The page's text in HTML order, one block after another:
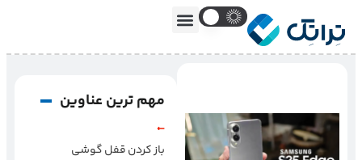
مهم ترین عناوین
باز کردن قفل گوشی